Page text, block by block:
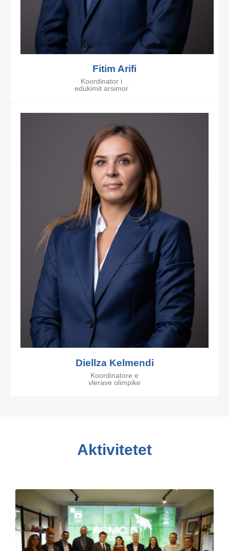
Fitim Arifi
Koordinator i
edukimit arsimor
Diellza Kelmendi
Koordinatore e
vlerave olimpike
Aktivitetet